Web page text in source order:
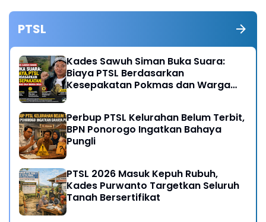
PTSL
Kades Sawuh Siman Buka Suara:
Biaya PTSL Berdasarkan
Kesepakatan Pokmas dan Warga
Perbup PTSL Kelurahan Belum Terbit,
BPN Ponorogo Ingatkan Bahaya
Pungli
PTSL 2026 Masuk Kepuh Rubuh,
Kades Purwanto Targetkan Seluruh
Tanah Bersertifikat